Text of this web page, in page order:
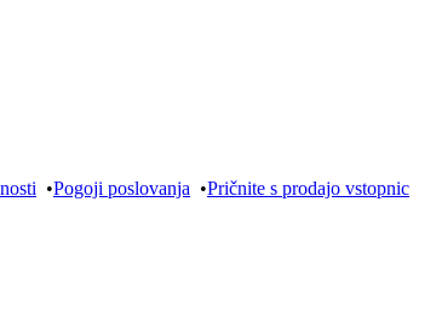
•Pogoji poslovanja •Pričnite s prodajo vstopnic